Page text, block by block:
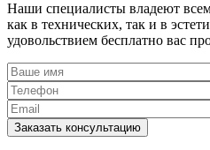
Наши специалисты владеют
как в технических, так и в
удовольствием бесплатно вас
Заказать консультацию